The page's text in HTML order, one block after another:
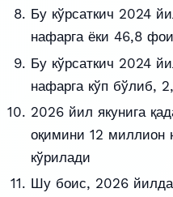
Бу кўрсаткич 2024
нафарга ёки 46,8
Бу кўрсаткич 2024
нафарга кўп бўлиб,
2026 йил якунига
оқимини 12 миллион
кўрилади
Шу боис, 2026 йилда